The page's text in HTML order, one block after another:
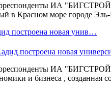
ИА
в Красном море городе
построена новая унив…
ИА
и бизнеса , созданная